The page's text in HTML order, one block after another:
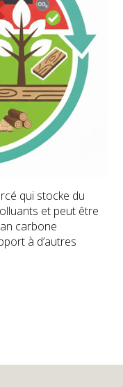
qui stocke du
et peut être
carbone
à d’autres